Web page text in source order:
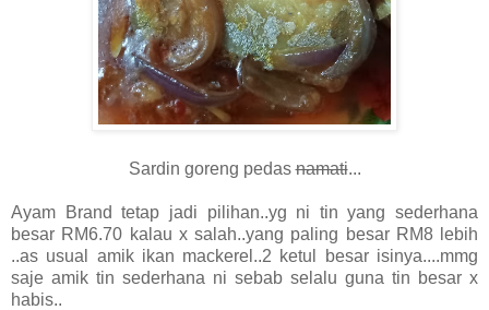
Sardin goreng pedasnamati...
Ayam Brand tetap jadi pilihan..yg ni tin yang sederhana
besar RM6.70 kalau x salah..yang paling besar RM8 lebih
..as usual amik ikan mackerel..2 ketul besar isinya....mmg
saje amik tin sederhana ni sebab selalu guna tin besar x
habis..